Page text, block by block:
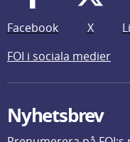
Facebook X
FOI i sociala medier
Nyhetsbrev